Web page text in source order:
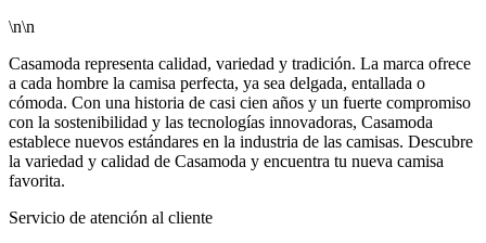
\n\n
Casamoda representa calidad, variedad y tradición. La marca ofrece
a cada hombre la camisa perfecta, ya sea delgada, entallada o
cómoda. Con una historia de casi cien años y un fuerte compromiso
con la sostenibilidad y las tecnologías innovadoras, Casamoda
establece nuevos estándares en la industria de las camisas. Descubre
la variedad y calidad de Casamoda y encuentra tu nueva camisa
favorita.
Servicio de atención al cliente